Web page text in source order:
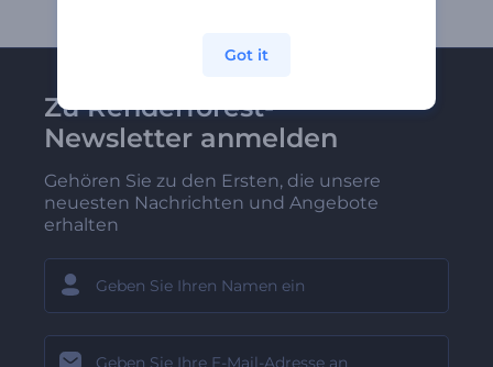
Zu Renderforest-
Newsletter anmelden
Gehören Sie zu den Ersten, die unsere
neuesten Nachrichten und Angebote
erhalten
Got it